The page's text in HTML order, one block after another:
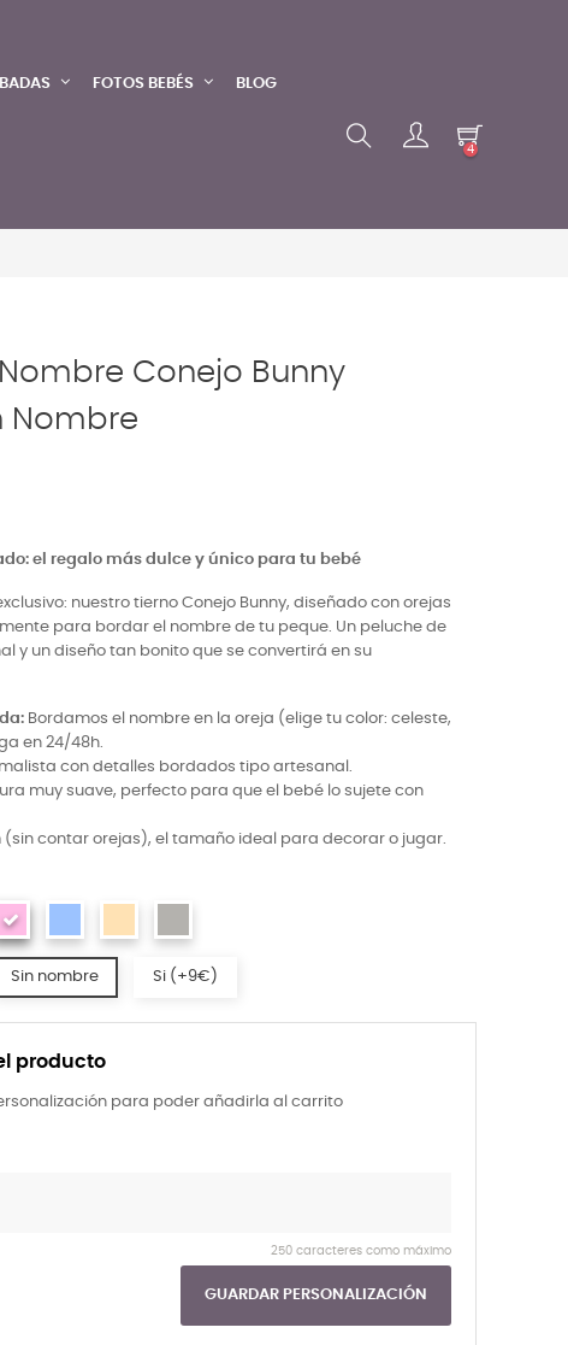
FOTOS BEBÉS BLOG
4
Conejo Bunny
Nombre
el regalo más dulce y único para tu bebé
nuestro tierno Conejo Bunny, diseñado con orejas
para bordar el nombre de tu peque. Un peluche de
y un diseño tan bonito que se convertirá en su
Bordamos el nombre en la oreja (elige tu color: celeste,
en 24/48h.
con detalles bordados tipo artesanal.
muy suave, perfecto para que el bebé lo sujete con
(sin contar orejas), el tamaño ideal para decorar o jugar.
producto
para poder añadirla al carrito
250 caracteres como máximo
GUARDAR PERSONALIZACIÓN
Sin nombre Si (+9€)